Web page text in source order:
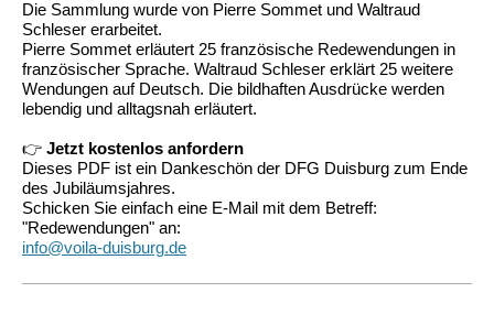
Die Sammlung wurde von Pierre Sommet und Waltraud
Schleser erarbeitet.
Pierre Sommet erläutert 25 französische Redewendungen in
französischer Sprache. Waltraud Schleser erklärt 25 weitere
Wendungen auf Deutsch. Die bildhaften Ausdrücke werden
lebendig und alltagsnah erläutert.
👉 Jetzt kostenlos anfordern
Dieses PDF ist ein Dankeschön der DFG Duisburg zum Ende
des Jubiläumsjahres.
Schicken Sie einfach eine E-Mail mit dem Betreff:
"Redewendungen" an:
info@voila-duisburg.de